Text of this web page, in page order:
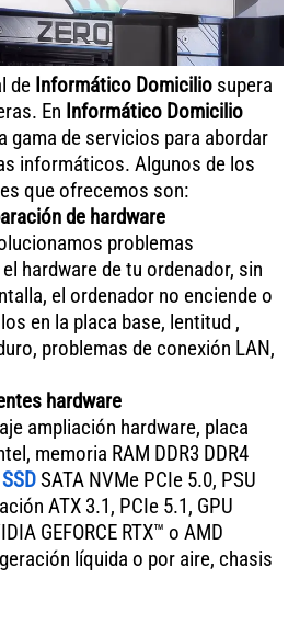
de Informático Domicilio supera
En Informático Domicilio
gama de servicios para abordar
informáticos. Algunos de los
que ofrecemos son:
de hardware
problemas
hardware de tu ordenador, sin
el ordenador no enciende o
en la placa base, lentitud ,
problemas de conexión LAN,
hardware
ampliación hardware, placa
memoria RAM DDR3 DDR4
SATA NVMe PCIe 5.0, PSU
ATX 3.1, PCIe 5.1, GPU
GEFORCE RTX™ o AMD
líquida o por aire, chasis